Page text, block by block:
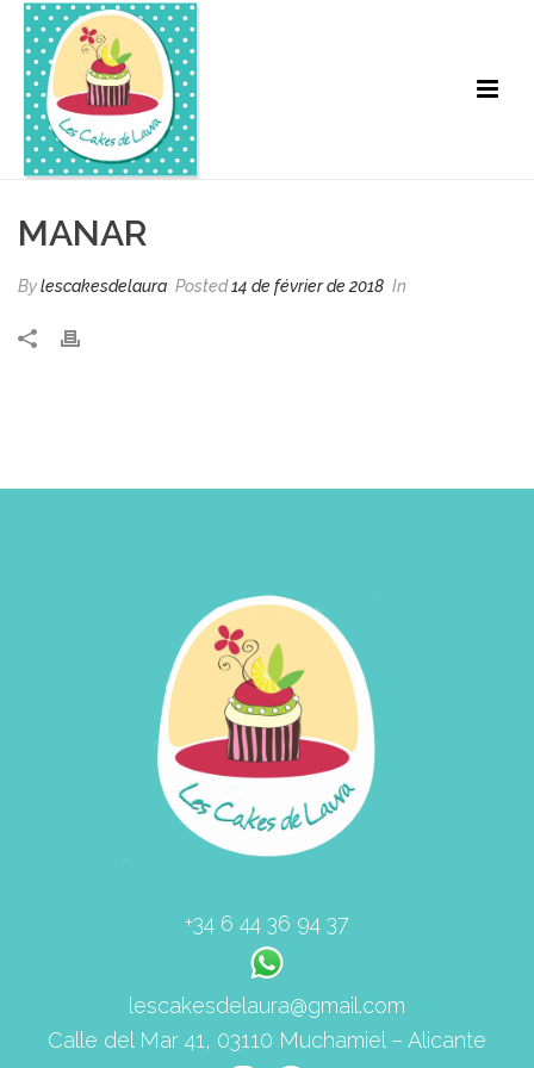
MANAR
Bylescakesdelaura Posted14 de février de 2018 In
+34 6 44 36 94 37
lescakesdelaura@gmail.com
Calle del Mar 41, 03110 Muchamiel – Alicante